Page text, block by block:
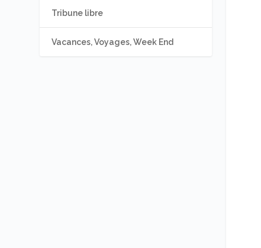
Tribune libre
Vacances, Voyages, Week End